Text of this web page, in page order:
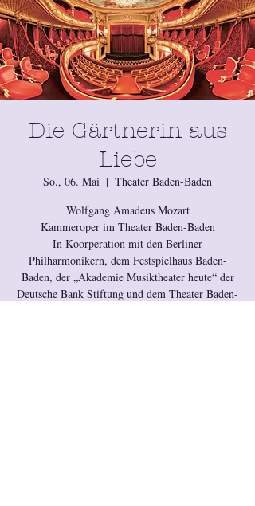
Die Gärtnerin aus
Liebe
So., 06. Mai
  |
Theater Baden-Baden
Wolfgang Amadeus Mozart
Kammeroper im Theater Baden-Baden
In Koorperation mit den Berliner
Philharmonikern, dem Festspielhaus Baden-
Baden, der „Akademie Musiktheater heute“ der
Deutsche Bank Stiftung und dem Theater Baden-